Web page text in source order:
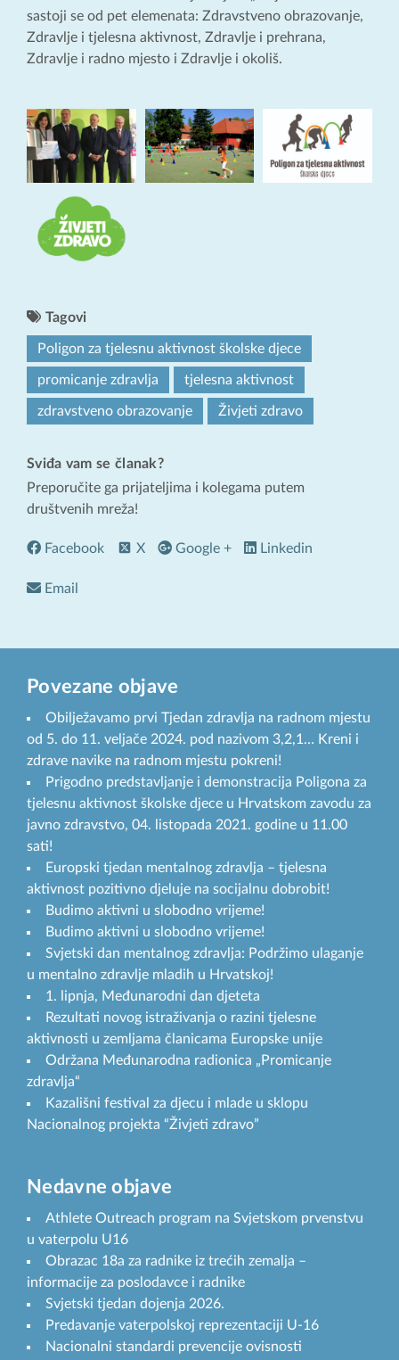
sastoji se od pet elemenata: Zdravstveno obrazovanje,
Zdravlje i tjelesna aktivnost, Zdravlje i prehrana,
Zdravlje i radno mjesto i Zdravlje i okoliš.
Tagovi
Poligon za tjelesnu aktivnost školske djece
promicanje zdravlja tjelesna aktivnost
zdravstveno obrazovanje Živjeti zdravo
Sviđa vam se članak?
Preporučite ga prijateljima i kolegama putem
društvenih mreža!
Facebook X Google + Linkedin
Email
Povezane objave
Obilježavamo prvi Tjedan zdravlja na radnom mjestu
od 5. do 11. veljače 2024. pod nazivom 3,2,1… Kreni i
zdrave navike na radnom mjestu pokreni!
Prigodno predstavljanje i demonstracija Poligona za
tjelesnu aktivnost školske djece u Hrvatskom zavodu za
javno zdravstvo, 04. listopada 2021. godine u 11.00
sati!
Europski tjedan mentalnog zdravlja – tjelesna
aktivnost pozitivno djeluje na socijalnu dobrobit!
Budimo aktivni u slobodno vrijeme!
Budimo aktivni u slobodno vrijeme!
Svjetski dan mentalnog zdravlja: Podržimo ulaganje
u mentalno zdravlje mladih u Hrvatskoj!
1. lipnja, Međunarodni dan djeteta
Rezultati novog istraživanja o razini tjelesne
aktivnosti u zemljama članicama Europske unije
Održana Međunarodna radionica „Promicanje
zdravlja“
Kazališni festival za djecu i mlade u sklopu
Nacionalnog projekta “Živjeti zdravo”
Nedavne objave
Athlete Outreach program na Svjetskom prvenstvu
u vaterpolu U16
Obrazac 18a za radnike iz trećih zemalja –
informacije za poslodavce i radnike
Svjetski tjedan dojenja 2026.
Predavanje vaterpolskoj reprezentaciji U-16
Nacionalni standardi prevencije ovisnosti